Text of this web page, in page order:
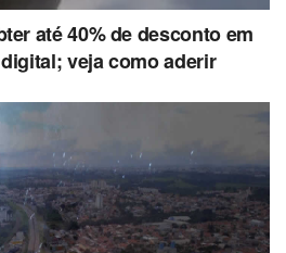
até 40% de desconto em
veja como aderir